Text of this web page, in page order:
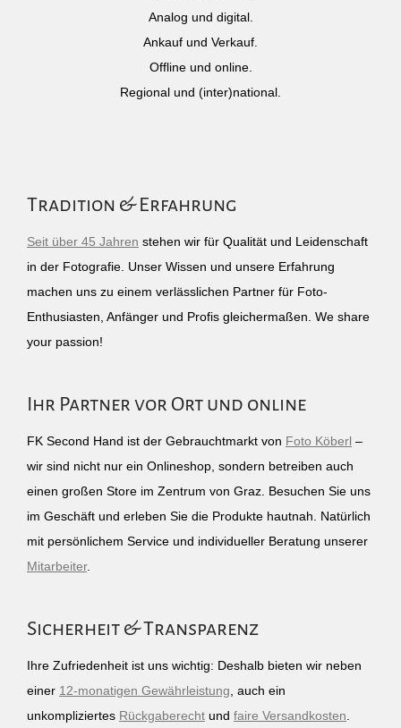
Analog und digital.
Ankauf und Verkauf.
Offline und online.
Regional und (inter)national.
Tradition & Erfahrung
Seit über 45 Jahren stehen wir für Qualität und Leidenschaft
in der Fotografie. Unser Wissen und unsere Erfahrung
machen uns zu einem verlässlichen Partner für Foto-
Enthusiasten, Anfänger und Profis gleichermaßen. We share
your passion!
Ihr Partner vor Ort und online
FK Second Hand ist der Gebrauchtmarkt von Foto Köberl –
wir sind nicht nur ein Onlineshop, sondern betreiben auch
einen großen Store im Zentrum von Graz. Besuchen Sie uns
im Geschäft und erleben Sie die Produkte hautnah. Natürlich
mit persönlichem Service und individueller Beratung unserer
Mitarbeiter.
Sicherheit & Transparenz
Ihre Zufriedenheit ist uns wichtig: Deshalb bieten wir neben
einer 12-monatigen Gewährleistung , auch ein
unkompliziertes Rückgaberecht und faire Versandkosten